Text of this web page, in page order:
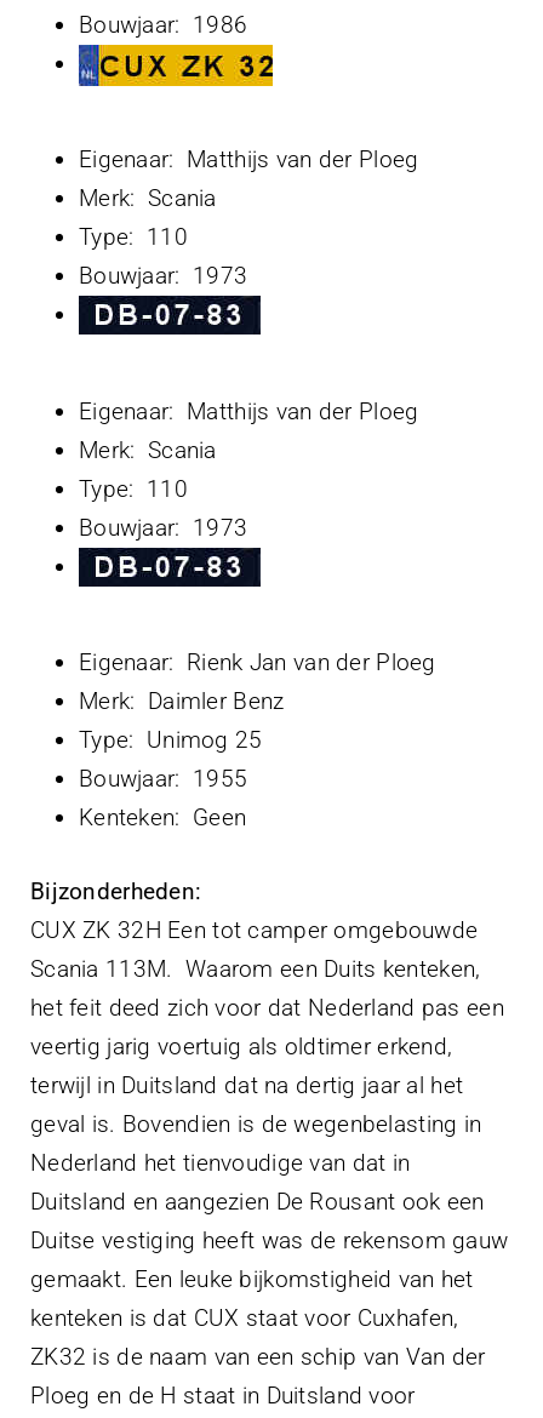
Bouwjaar: 1986
Eigenaar: Matthijs van der Ploeg
Merk: Scania
Type: 110
Bouwjaar: 1973
Eigenaar: Matthijs van der Ploeg
Merk: Scania
Type: 110
Bouwjaar: 1973
Eigenaar: Rienk Jan van der Ploeg
Merk: Daimler Benz
Type: Unimog 25
Bouwjaar: 1955
Kenteken: Geen
Bijzonderheden:
CUX ZK 32H Een tot camper omgebouwde
Scania 113M. Waarom een Duits kenteken,
het feit deed zich voor dat Nederland pas een
veertig jarig voertuig als oldtimer erkend,
terwijl in Duitsland dat na dertig jaar al het
geval is. Bovendien is de wegenbelasting in
Nederland het tienvoudige van dat in
Duitsland en aangezien De Rousant ook een
Duitse vestiging heeft was de rekensom gauw
gemaakt. Een leuke bijkomstigheid van het
kenteken is dat CUX staat voor Cuxhafen,
ZK32 is de naam van een schip van Van der
Ploeg en de H staat in Duitsland voor